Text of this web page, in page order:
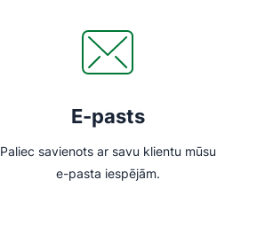
E-pasts
Paliec savienots ar savu klientu mūsu
e-pasta iespējām.